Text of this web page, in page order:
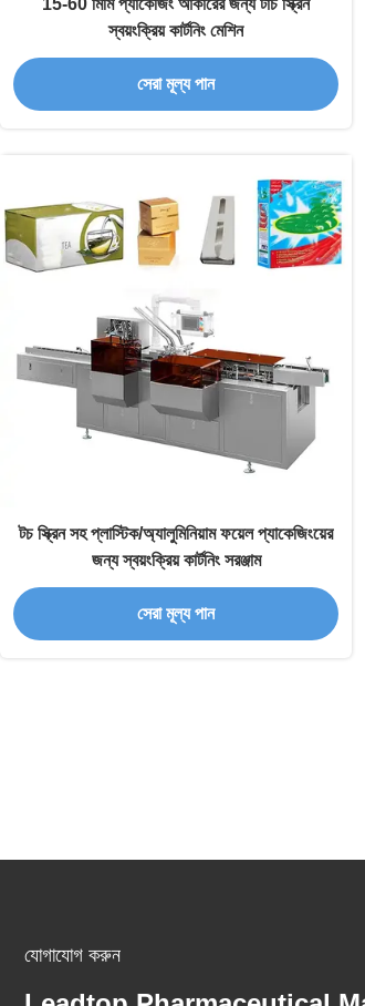
15-60 মিমি প্যাকেজিং আকারের জন্য টাচ স্ক্রিন
স্বয়ংক্রিয় কার্টনিং মেশিন
সেরা মূল্য পান
টচ স্ক্রিন সহ প্লাস্টিক/অ্যালুমিনিয়াম ফয়েল প্যাকেজিংয়ের
জন্য স্বয়ংক্রিয় কার্টনিং সরঞ্জাম
সেরা মূল্য পান
যোগাযোগ করুন